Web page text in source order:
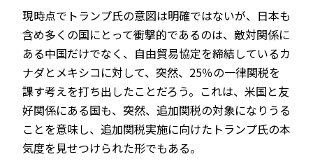
現時点でトランプ氏の意図は明確ではないが、日本も
含め多くの国にとって衝撃的であるのは、敵対関係に
ある中国だけでなく、自由貿易協定を締結しているカ
ナダとメキシコに対して、突然、25％の一律関税を
課す考えを打ち出したことだろう。これは、米国と友
好関係にある国も、突然、追加関税の対象になりうる
ことを意味し、追加関税実施に向けたトランプ氏の本
気度を見せつけられた形でもある。